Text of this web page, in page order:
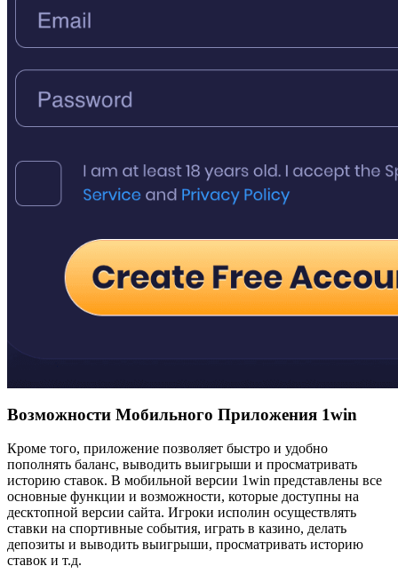
Возможности Мобильного Приложения 1win
Кроме того, приложение позволяет быстро и удобно
пополнять баланс, выводить выигрыши и просматривать
историю ставок. В мобильной версии 1win представлены все
основные функции и возможности, которые доступны на
десктопной версии сайта. Игроки исполин осуществлять
ставки на спортивные события, играть в казино, делать
депозиты и выводить выигрыши, просматривать историю
ставок и т.д.